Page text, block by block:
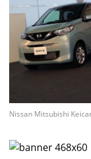
Nissan Mitsubishi